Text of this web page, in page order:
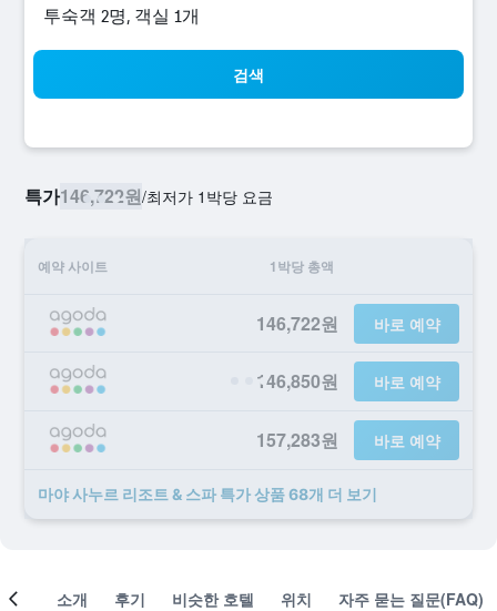
​투숙객 2​명, ​객실 1개
검색
특가146,722원/​최저가 1박당 요금
예약 사이트 1박당 총액
146,722원 바로 예약
146,850원 바로 예약
157,283원 바로 예약
마야 사누르 리조트 & 스파 ​특가 ​상품 68개 ​더 ​보기
객실 소개 후기 비슷한 호텔 위치 자주 묻는 질문(FAQ)